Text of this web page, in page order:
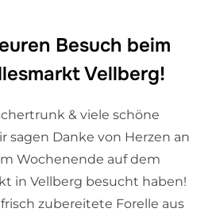
Besuch beim
Vellberg!
& viele schöne
sagen Danke von Herzen an
Wochenende auf dem
in Vellberg besucht haben!
zubereitete Forelle aus